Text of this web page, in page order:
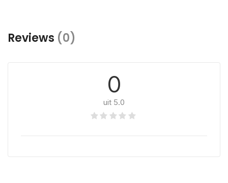
Reviews (0)
0
uit 5.0